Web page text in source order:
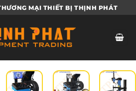
MẠI THIẾT BỊ THỊNH PHÁT